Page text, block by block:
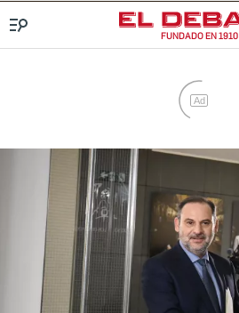
FUNDADO EN 1910
Menú
Ad